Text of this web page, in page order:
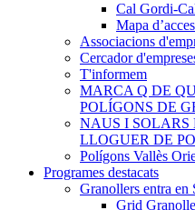
Cal Gordi-
Mapa
Associacions
Cercador
T'informem
MARCA Q DE
POLÍGONS DE
NAUS I SOLARS
LLOGUER DE
Polígons Vallès
Programes destacats
Granollers entra en
Grid